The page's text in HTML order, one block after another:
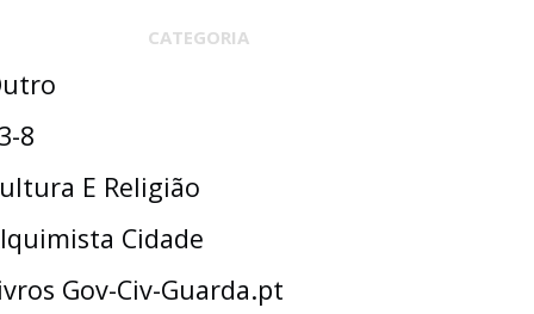
CATEGORIA
8
E Religião
Cidade
Gov-Civ-Guarda.pt